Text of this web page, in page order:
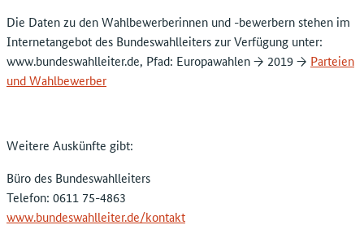
Die Daten zu den Wahlbewerberinnen und -bewerbern stehen im
Internetangebot des Bundeswahlleiters zur Verfügung unter:
www.bundeswahlleiter.de, Pfad: Europawahlen → 2019 → Parteien
und Wahlbewerber
Weitere Auskünfte gibt:
Büro des Bundeswahlleiters
Telefon: 0611 75-4863
www.bundeswahlleiter.de/kontakt